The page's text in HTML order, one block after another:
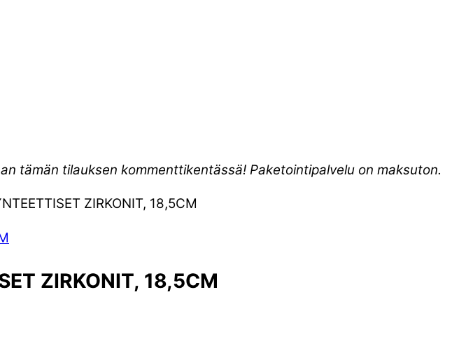
tämän tilauksen kommenttikentässä! Paketointipalvelu on maksuton.
ZIRKONIT, 18,5CM
ZIRKONIT, 18,5CM